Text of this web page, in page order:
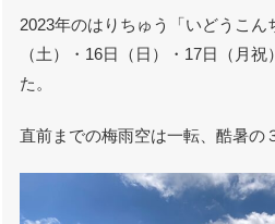
2023年のはりちゅう「いどうこん
（土）・16日（日）・17日（月
た。
直前までの梅雨空は一転、酷暑の